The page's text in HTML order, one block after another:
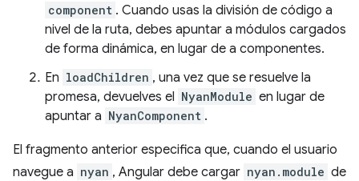
component . Cuando usas la división de código a
nivel de la ruta, debes apuntar a módulos cargados
de forma dinámica, en lugar de a componentes.
En loadChildren , una vez que se resuelve la
promesa, devuelves el NyanModule en lugar de
apuntar a NyanComponent .
El fragmento anterior especifica que, cuando el usuario
navegue a nyan , Angular debe cargar nyan.module de